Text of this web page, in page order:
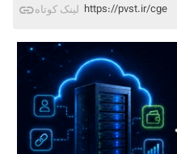
لینک کوتاه https://pvst.ir/cge